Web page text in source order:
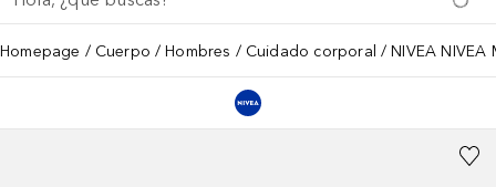
Homepage Cuerpo Hombres Cuidado corporal NIVEA NIVEA